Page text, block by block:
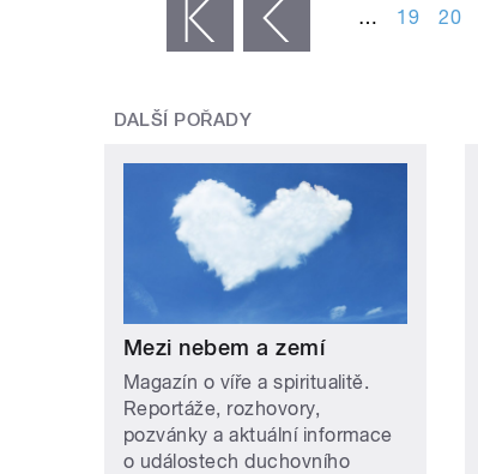
‹ předchozí … 19 20
DALŠÍ POŘADY
Mezi nebem a zemí
Magazín o víře a spiritualitě.
Reportáže, rozhovory,
pozvánky a aktuální informace
o událostech duchovního